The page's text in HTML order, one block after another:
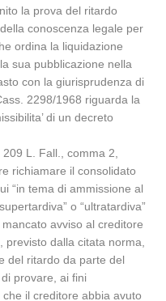
la prova del ritardo
conoscenza legale per
ordina la liquidazione
sua pubblicazione nella
con la giurisprudenza di
2298/1968 riguarda la
di un decreto
L. Fall., comma 2,
richiamare il consolidato
“in tema di ammissione al
o “ultratardiva”
avviso al creditore
dalla citata norma,
del ritardo da parte del
provare, ai fini
che il creditore abbia avuto